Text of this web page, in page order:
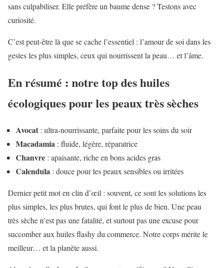
sans culpabiliser. Elle préfère un baume dense ? Testons avec
curiosité.
C’est peut-être là que se cache l’essentiel : l’amour de soi dans les
gestes les plus simples, ceux qui nourrissent la peau… et l’âme.
En résumé : notre top des huiles
écologiques pour les peaux très sèches
Avocat : ultra-nourrissante, parfaite pour les soins du soir
Macadamia : fluide, légère, réparatrice
Chanvre : apaisante, riche en bons acides gras
Calendula : douce pour les peaux sensibles ou irritées
Dernier petit mot en clin d’œil : souvent, ce sont les solutions les
plus simples, les plus brutes, qui font le plus de bien. Une peau
très sèche n’est pas une fatalité, et surtout pas une excuse pour
succomber aux huiles flashy du commerce. Notre corps mérite le
meilleur… et la planète aussi.